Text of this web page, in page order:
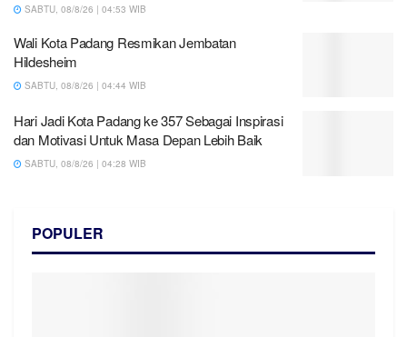
SABTU, 08/8/26 | 04:53 WIB
Wali Kota Padang Resmikan Jembatan
Hildesheim
SABTU, 08/8/26 | 04:44 WIB
Hari Jadi Kota Padang ke 357 Sebagai Inspirasi
dan Motivasi Untuk Masa Depan Lebih Baik
SABTU, 08/8/26 | 04:28 WIB
POPULER